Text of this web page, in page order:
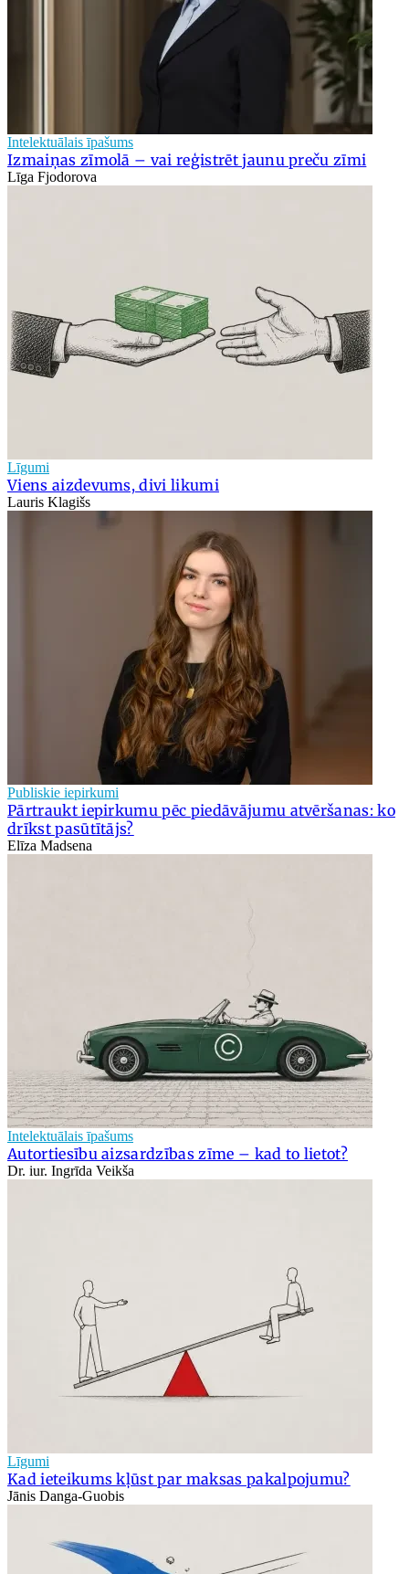
Intelektuālais īpašums
Izmaiņas zīmolā – vai reģistrēt jaunu preču zīmi
Līga Fjodorova
Līgumi
Viens aizdevums, divi likumi
Lauris Klagišs
Publiskie iepirkumi
Pārtraukt iepirkumu pēc piedāvājumu atvēršanas: ko
drīkst pasūtītājs?
Elīza Madsena
Intelektuālais īpašums
Autortiesību aizsardzības zīme – kad to lietot?
Dr. iur. Ingrīda Veikša
Līgumi
Kad ieteikums kļūst par maksas pakalpojumu?
Jānis Danga-Guobis